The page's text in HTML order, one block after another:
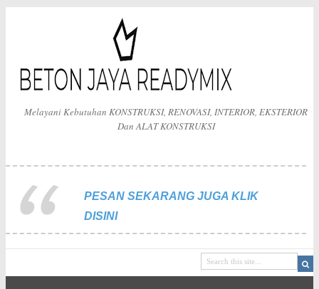
Melayani Kebutuhan KONSTRUKSI, RENOVASI, INTERIOR, EKSTERIOR
Dan ALAT KONSTRUKSI
PESAN SEKARANG JUGA KLIK
DISINI